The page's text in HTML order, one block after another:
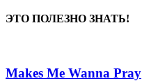
ЭТО ПОЛЕЗНО ЗНАТЬ!
Makes Me Wanna Pray